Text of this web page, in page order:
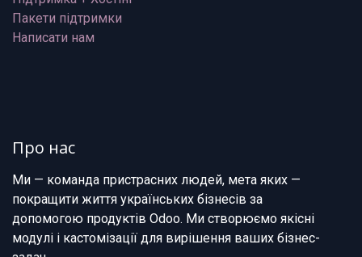
Пакети підтримки
Написати нам
Про нас
Ми — команда пристрасних людей, мета яких —
покращити життя українських бізнесів за
допомогою продуктів Odoo. Ми створюємо якісні
модулі і кастомізації для вирішення ваших бізнес-